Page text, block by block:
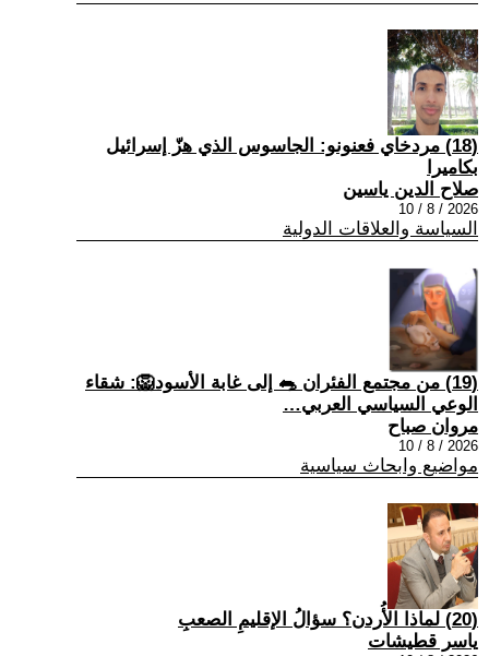
(18) مردخاي فعنونو: الجاسوس الذي هزّ إسرائيل
بكاميرا
صلاح الدين ياسين
2026 / 8 / 10
السياسة والعلاقات الدولية
(19) من مجتمع الفئران 🐀 إلى غابة الأسود🦁: شقاء
الوعي السياسي العربي…
مروان صباح
2026 / 8 / 10
مواضيع وابحاث سياسية
(20) لماذا الأُردن؟ سؤالُ الإقليمِ الصعبِ
ياسر قطيشات